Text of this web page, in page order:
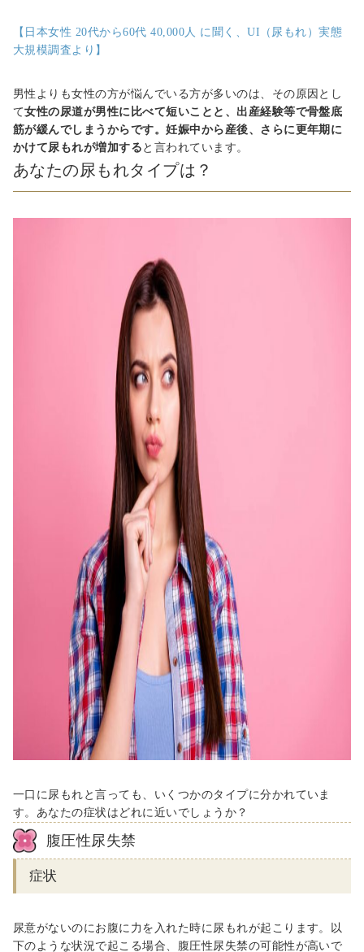
【日本女性 20代から60代 40,000 人 に聞く、UI （尿もれ）実態
大規模調査より】
男性よりも女性の方が悩んでいる方が多いのは、その原因とし
て女性の尿道が男性に比べて短いことと、出産経験等で骨盤底
筋が緩んでしまうからです。妊娠中から産後、さらに更年期に
かけて尿もれが増加する と言われています。
あなたの尿もれタイプは？
一口に尿もれと言っても、いくつかのタイプに分かれていま
す。あなたの症状はどれに近いでしょうか？
腹圧性尿失禁
症状
尿意がないのにお腹に力を入れた時に尿もれが起こります。以
下のような状況で起こる場合、腹圧性尿失禁の可能性が高いで